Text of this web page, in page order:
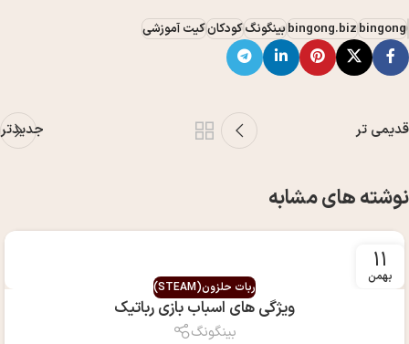
bingong
bingong.bizبینگونگکودکانکیت آموزشی
جدیدتر قدیمی تر
نوشته های مشابه
11
بهمن
ربات حلزون(STEAM)
ویژگی های اسباب بازی رباتیک
بینگونگ